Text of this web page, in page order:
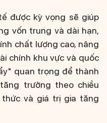
được kỳ vọng sẽ giúp
vốn trung và dài hạn,
chất lượng cao, nâng
chính khu vực và quốc
quan trọng để thành
trưởng theo chiều
và giá trị gia tăng